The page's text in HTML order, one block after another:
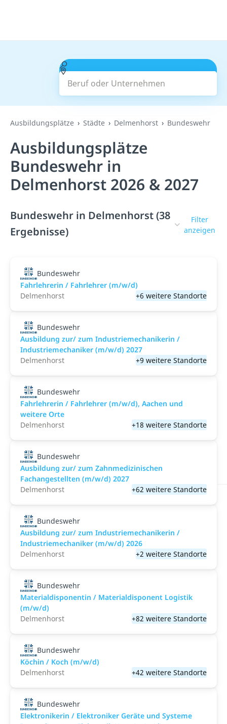
Beruf oder Unternehmen
Suchen
Ausbildungsplätze Städte Delmenhorst Bundeswehr
Ausbildungsplätze
Bundeswehr in
Delmenhorst 2026 & 2027
Bundeswehr in Delmenhorst (38
Ergebnisse)
Filter
anzeigen
Bundeswehr
Fahrlehrerin / Fahrlehrer (m/w/d)
Delmenhorst
+6 weitere Standorte
Bundeswehr
Ausbildung zur/ zum Industriemechanikerin /
Industriemechaniker (m/w/d) 2027
Delmenhorst
+9 weitere Standorte
Bundeswehr
Fahrlehrerin / Fahrlehrer (m/w/d), Aachen und
weitere Orte
Delmenhorst
+18 weitere Standorte
Bundeswehr
Ausbildung zur/ zum Zahnmedizinischen
Fachangestellten (m/w/d) 2027
Delmenhorst
+62 weitere Standorte
Bundeswehr
Ausbildung zur/ zum Industriemechanikerin /
Industriemechaniker (m/w/d) 2026
Delmenhorst
+2 weitere Standorte
Bundeswehr
Materialdisponentin / Materialdisponent Logistik
(m/w/d)
Delmenhorst
+82 weitere Standorte
Bundeswehr
Köchin / Koch (m/w/d)
Delmenhorst
+42 weitere Standorte
Bundeswehr
Elektronikerin / Elektroniker Geräte und Systeme